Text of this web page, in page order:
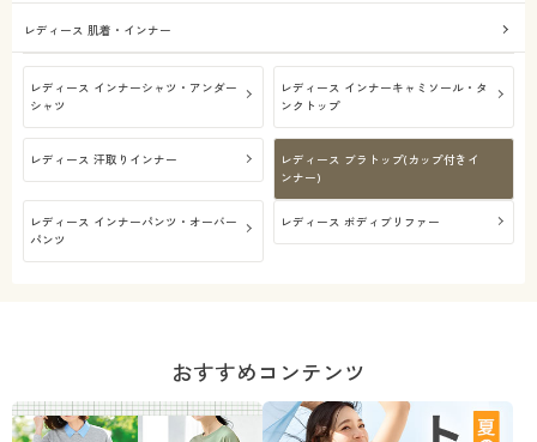
レディース 肌着・インナー
レディース インナーシャツ・アンダー
シャツ
レディース インナーキャミソール・タ
ンクトップ
レディース 汗取りインナー
レディース ブラトップ(カップ付きイ
ンナー)
レディース インナーパンツ・オーバー
パンツ
レディース ボディブリファー
おすすめコンテンツ